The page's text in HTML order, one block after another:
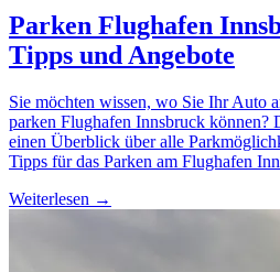
Parken Flughafen
Tipps und Angebote
Sie möchten wissen, wo Sie Ihr Auto
parken Flughafen Innsbruck können?
einen Überblick über alle
Tipps für das Parken am Flughafen
Weiterlesen →